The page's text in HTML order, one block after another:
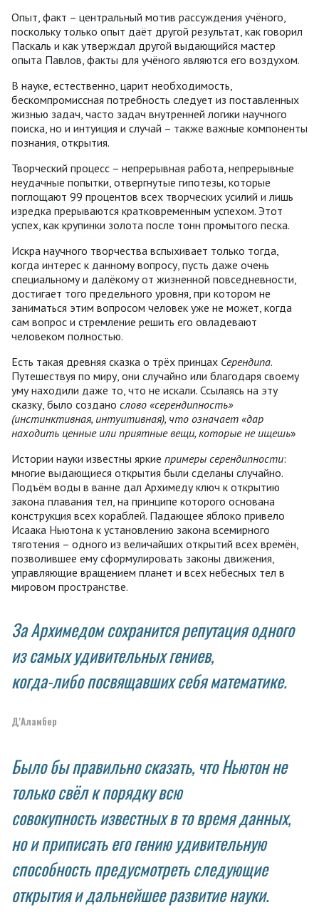
Опыт, факт – центральный мотив рассуждения учёного,
поскольку только опыт даёт другой результат, как говорил
Паскаль и как утверждал другой выдающийся мастер
опыта Павлов, факты для учёного являются его воздухом.
В науке, естественно, царит необходимость,
бескомпромиссная потребность следует из поставленных
жизнью задач, часто задач внутренней логики научного
поиска, но и интуиция и случай – также важные компоненты
познания, открытия.
Творческий процесс – непрерывная работа, непрерывные
неудачные попытки, отвергнутые гипотезы, которые
поглощают 99 процентов всех творческих усилий и лишь
изредка прерываются кратковременным успехом. Этот
успех, как крупинки золота после тонн промытого песка.
Искра научного творчества вспыхивает только тогда,
когда интерес к данному вопросу, пусть даже очень
специальному и далёкому от жизненной повседневности,
достигает того предельного уровня, при котором не
заниматься этим вопросом человек уже не может, когда
сам вопрос и стремление решить его овладевают
человеком полностью.
Есть такая древняя сказка о трёх принцах Серендипа.
Путешествуя по миру, они случайно или благодаря своему
уму находили даже то, что не искали. Ссылаясь на эту
сказку, было создано слово «серендипность»
(инстинктивная, интуитивная), что означает «дар
находить ценные или приятные вещи, которые не ищешь»
Истории науки известны яркие примеры серендипности:
многие выдающиеся открытия были сделаны случайно.
Подъём воды в ванне дал Архимеду ключ к открытию
закона плавания тел, на принципе которого основана
конструкция всех кораблей. Падающее яблоко привело
Исаака Ньютона к установлению закона всемирного
тяготения – одного из величайших открытий всех времён,
позволившее ему сформулировать законы движения,
управляющие вращением планет и всех небесных тел в
мировом пространстве.
За Архимедом сохранится репутация одного
из самых удивительных гениев,
когда-либо посвящавших себя математике.
Д'Аламбер
Было бы правильно сказать, что Ньютон не
только свёл к порядку всю
совокупность известных в то время данных,
но и приписать его гению удивительную
способность предусмотреть следующие
открытия и дальнейшее развитие науки.